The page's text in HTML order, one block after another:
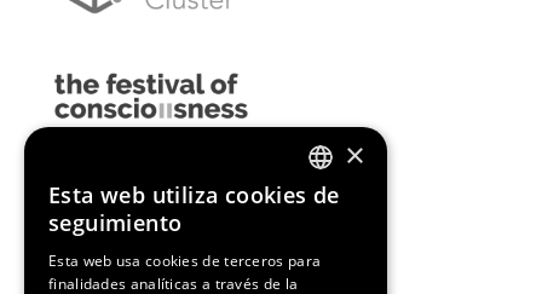
ENGLISH
×
Esta web utiliza cookies de
seguimiento
Esta web usa cookies de terceros para
finalidades analíticas a través de la